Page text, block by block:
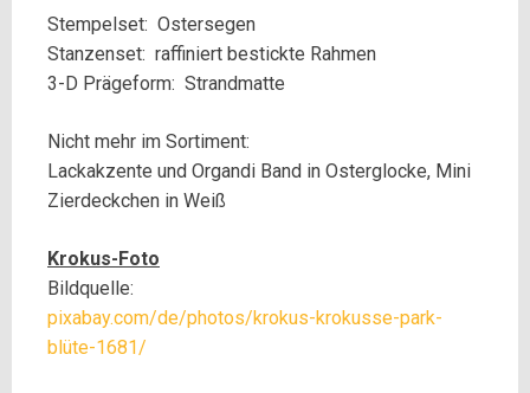
Stempelset: Ostersegen
Stanzenset: raffiniert bestickte Rahmen
3-D Prägeform: Strandmatte
Nicht mehr im Sortiment:
Lackakzente und Organdi Band in Osterglocke, Mini
Zierdeckchen in Weiß
Krokus-Foto
Bildquelle:
pixabay.com/de/photos/krokus-krokusse-park-
blüte-1681/